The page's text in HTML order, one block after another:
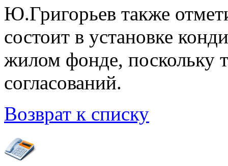
Ю.Григорьев также
состоит в установке
жилом фонде, поскольку
согласований.
Возврат к списку